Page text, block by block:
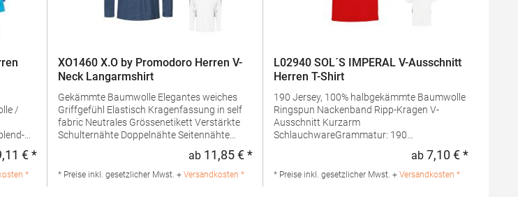
/
Regulärer Preis:
€ *
*
XO1460 X.O by Promodoro Herren V-
Neck Langarmshirt
Gekämmte Baumwolle Elegantes weiches
Griffgefühl Elastisch Kragenfassung in self
fabric Neutrales Grössenetikett Verstärkte
Schulternähte Doppelnähte Seitennähte
g/m²Materialzusammensetzung: 100%
BaumwolleAngaben zur
Regulärer Preis:
ab 11,85 € *
* Preise inkl. gesetzlicher Mwst. + Versandkosten *
L02940 SOL´S IMPERAL V-Ausschnitt
Herren T-Shirt
190 Jersey, 100% halbgekämmte Baumwolle
Ringspun Nackenband Ripp-Kragen V-
Ausschnitt Kurzarm
SchlauchwareGrammatur: 190
Produktsicherheit: Herst.-Nr.:
Regulärer
ab 7,10 € *
* Preise inkl. gesetzlicher Mwst. + Versandkosten *